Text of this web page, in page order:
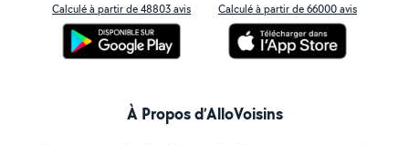
Calculé à partir de 48803 avis Calculé à partir de 66000 avis
À Propos d’AlloVoisins